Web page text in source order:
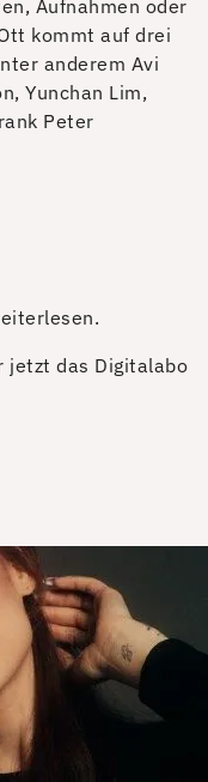
Aufnahmen oder
kommt auf drei
anderem Avi
Yunchan Lim,
Peter
jetzt das Digitalabo